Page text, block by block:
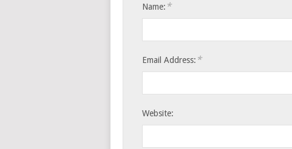
Name: *
Email Address: *
Website: